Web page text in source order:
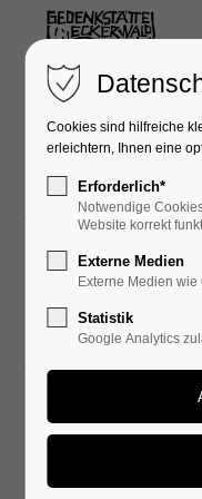
Login
Passwort
Anmelden
Lost your
Aktuelles
27. Okt, 2023
Aus der
lernen - die
stärken
"Das KZ vor der
Cookies sind hilfreiche
erleichtern, Ihnen eine
Erforderlich*
Notwendige
Website korrekt
Externe Medien
Externe Medien
Statistik
Google Analytics